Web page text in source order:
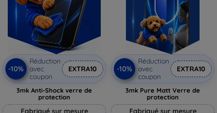
-10%
Réduction
avec
coupon
EXTRA10
3mk Anti-Shock verre de
protection
Fabriqué sur mesure
-10%
Réduction
avec
coupon
EXTRA10
3mk Pure Matt Verre de
protection
Fabriqué sur mesure